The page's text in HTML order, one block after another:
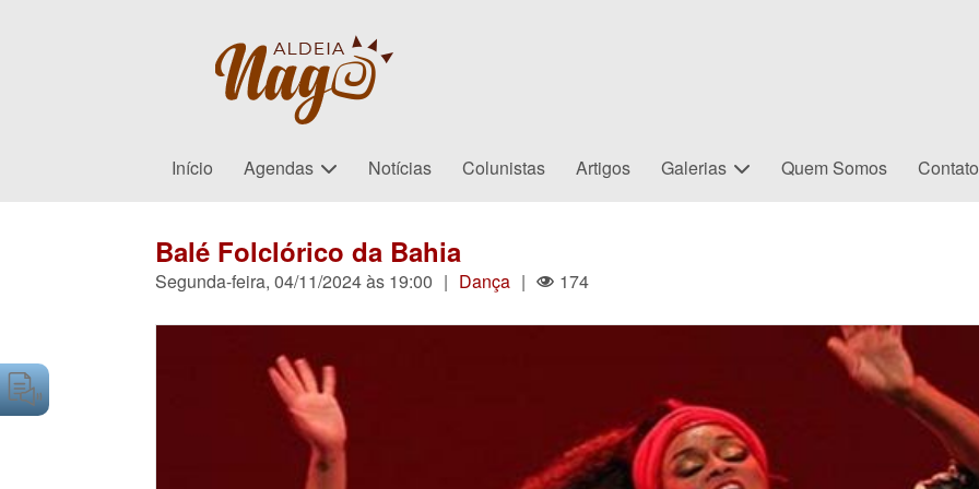
Início Agendas Notícias Colunistas Artigos Galerias Quem Somos Contato
Balé Folclórico da Bahia
Segunda-feira, 04/11/2024 às 19:00 | Dança | 174